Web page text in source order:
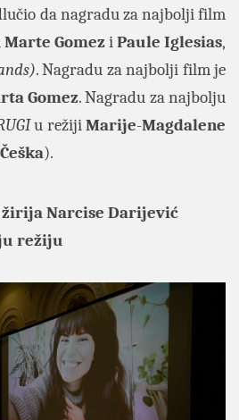
da nagradu za najbolji film
Marte GomeziPaule Iglesias,
. Nagradu za najbolji film je
Gomez. Nagradu za najbolju
u režijiMarije-Magdalene
).
žirija Narcise Darijević
režiju